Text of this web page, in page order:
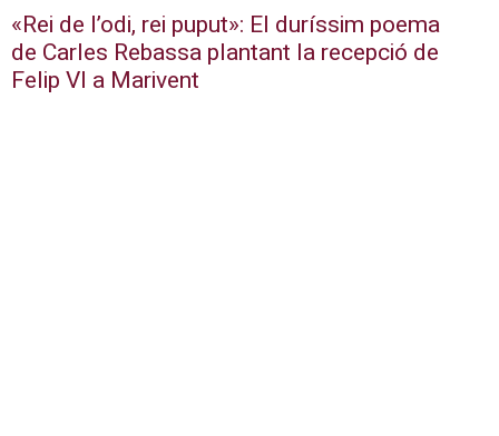
«Rei de l’odi, rei puput»: El duríssim poema
de Carles Rebassa plantant la recepció de
Felip VI a Marivent